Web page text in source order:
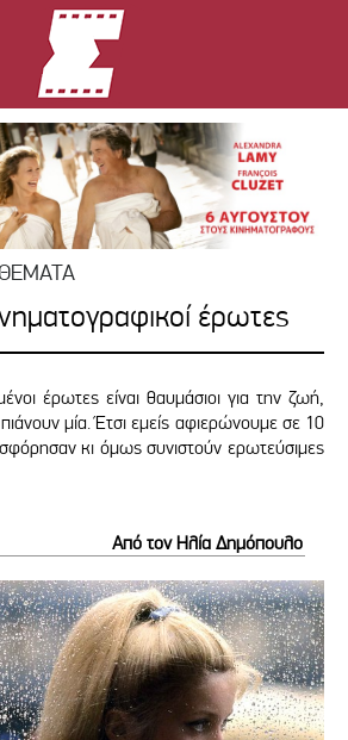
ΘΕΜΑΤΑ
έρωτες
έρωτες είναι θαυμάσιοι για την ζωή,
μία. Έτσι εμείς αφιερώνουμε σε 10
κι όμως συνιστούν ερωτεύσιμες
Από τον Ηλία Δημόπουλο